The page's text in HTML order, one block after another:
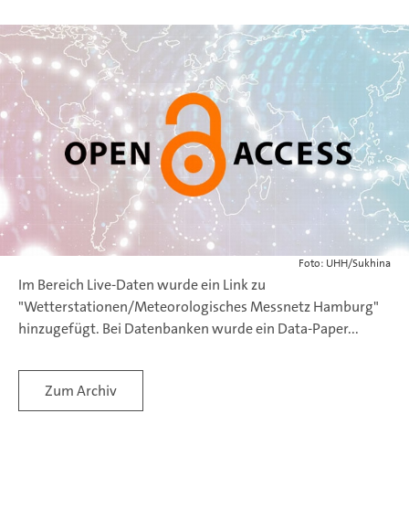
Foto: UHH/Sukhina
Im Bereich Live-Daten wurde ein Link zu
"Wetterstationen/Meteorologisches Messnetz Hamburg"
hinzugefügt. Bei Datenbanken wurde ein Data-Paper...
Zum Archiv